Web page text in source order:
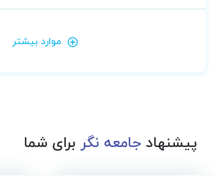
موارد بیشتر
پیشنهادجامعه نگربرای شما